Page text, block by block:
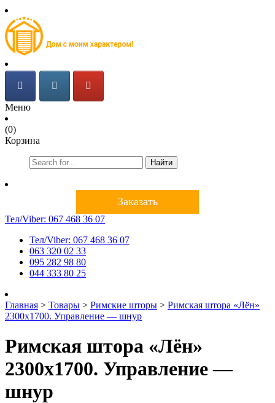
Меню
(0)
Корзина
Найти
Заказать
Тел/Viber: 067 468 36 07
Тел/Viber: 067 468 36 07
063 320 02 33
095 282 98 80
044 333 80 25
Главная > Товары > Римские шторы > Римская штора «Лён»
2300х1700. Управление — шнур
Римская штора «Лён»
2300х1700. Управление —
шнур